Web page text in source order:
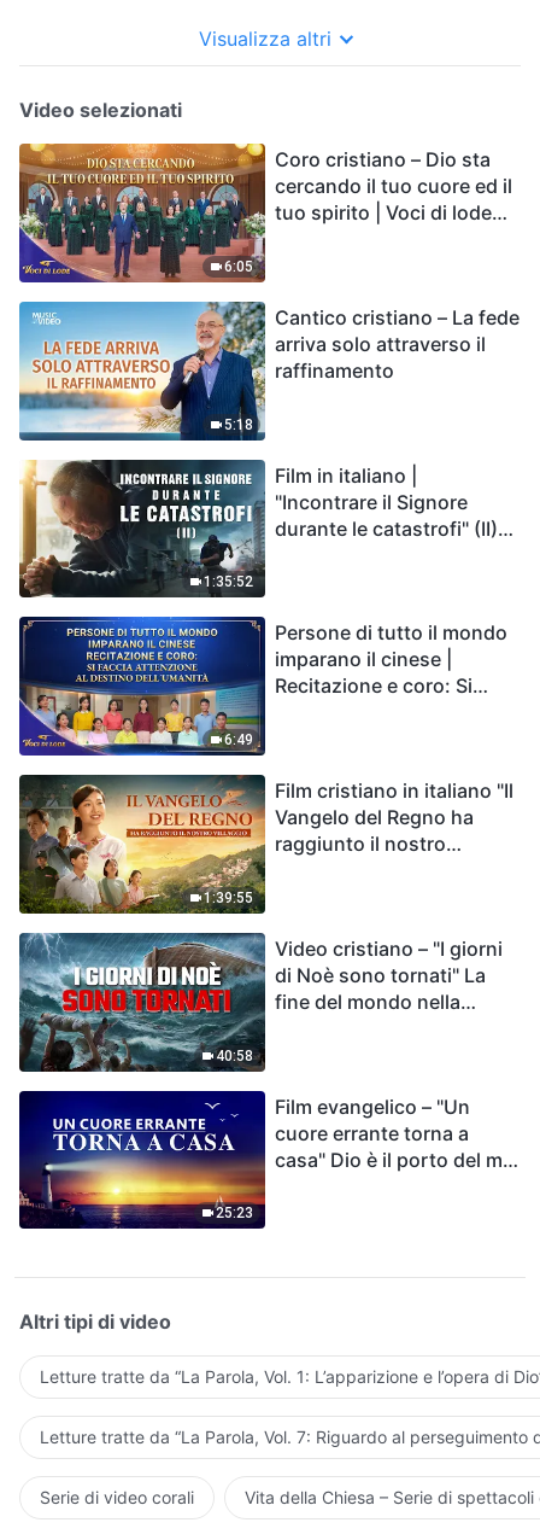
Visualizza altri
Video selezionati
6:05
Coro cristiano – Dio sta
cercando il tuo cuore ed il
tuo spirito | Voci di lode
5:18
Cantico cristiano – La fede
arriva solo attraverso il
raffinamento
1:35:52
Film in italiano |
"Incontrare il Signore
durante le catastrofi" (II)
Regno di Dio?
6:49
Persone di tutto il mondo
imparano il cinese |
Recitazione e coro: Si
1:39:55
Film cristiano in italiano "Il
Vangelo del Regno ha
raggiunto il nostro
40:58
Video cristiano – "I giorni
di Noè sono tornati" La
fine del mondo nella
25:23
Film evangelico – "Un
cuore errante torna a
casa" Dio è il porto del mio
Altri tipi di video
Letture tratte da “La Parola, Vol. 1: L’apparizione e l’opera di
Letture tratte da “La Parola, Vol. 7: Riguardo al perseguimento
Serie di video corali Vita della Chiesa – Serie di